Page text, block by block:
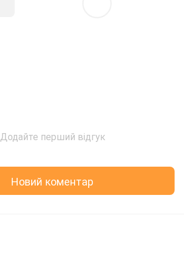
Додайте перший відгук
Новий коментар